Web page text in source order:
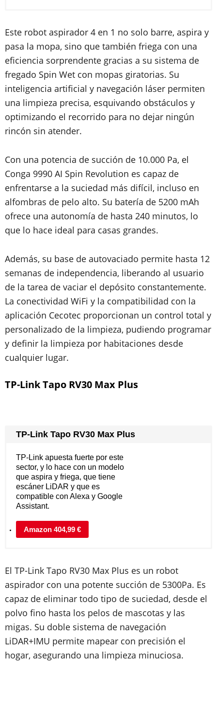
Este robot aspirador 4 en 1 no solo barre, aspira y
pasa la mopa, sino que también friega con una
eficiencia sorprendente gracias a su sistema de
fregado Spin Wet con mopas giratorias. Su
inteligencia artificial y navegación láser permiten
una limpieza precisa, esquivando obstáculos y
optimizando el recorrido para no dejar ningún
rincón sin atender.
Con una potencia de succión de 10.000 Pa, el
Conga 9990 AI Spin Revolution es capaz de
enfrentarse a la suciedad más difícil, incluso en
alfombras de pelo alto. Su batería de 5200 mAh
ofrece una autonomía de hasta 240 minutos, lo
que lo hace ideal para casas grandes.
Además, su base de autovaciado permite hasta 12
semanas de independencia, liberando al usuario
de la tarea de vaciar el depósito constantemente.
La conectividad WiFi y la compatibilidad con la
aplicación Cecotec proporcionan un control total y
personalizado de la limpieza, pudiendo programar
y definir la limpieza por habitaciones desde
cualquier lugar.
TP-Link Tapo RV30 Max Plus
TP-Link Tapo RV30 Max Plus
Amazon 404,99 €
TP-Link apuesta fuerte por este
sector, y lo hace con un modelo
que aspira y friega, que tiene
escáner LiDAR y que es
compatible con Alexa y Google
Assistant.
El TP-Link Tapo RV30 Max Plus es un robot
aspirador con una potente succión de 5300Pa. Es
capaz de eliminar todo tipo de suciedad, desde el
polvo fino hasta los pelos de mascotas y las
migas. Su doble sistema de navegación
LiDAR+IMU permite mapear con precisión el
hogar, asegurando una limpieza minuciosa.